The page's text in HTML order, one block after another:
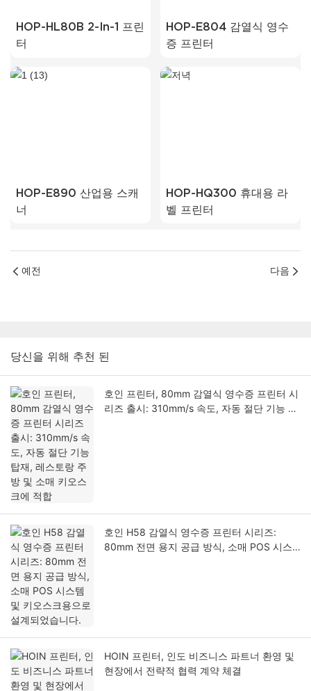
HOP-HL80B 2-In-1 프린
터
HOP-E804 감열식 영수
증 프린터
HOP-E890 산업용 스캐
너
HOP-HQ300 휴대용 라
벨 프린터
예전 다음
당신을 위해 추천 된
호인 프린터, 80mm 감열식 영수증 프린터 시
리즈 출시: 310mm/s 속도, 자동 절단 기능 탑
호인 H58 감열식 영수증 프린터 시리즈:
80mm 전면 용지 공급 방식, 소매 POS 시스
HOIN 프린터, 인도 비즈니스 파트너 환영 및
현장에서 전략적 협력 계약 체결